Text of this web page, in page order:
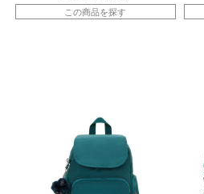
この商品を探す